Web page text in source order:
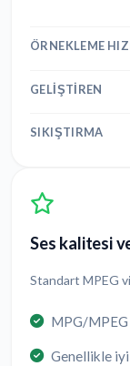
ÖRNEKLEME
GELIŞTIREN
SIKIŞTIRMA
Ses kalitesi
Standart MPEG
MPG/MPEG
Genellikle